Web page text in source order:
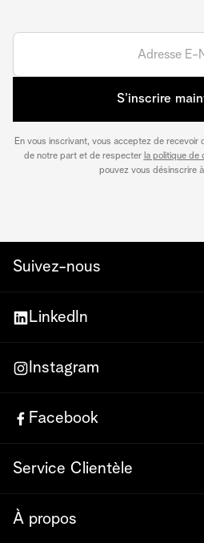
S’inscrire
En vous inscrivant, vous acceptez de recevoir
de notre part et de respecter la politique de
pouvez vous désinscrire
Suivez-nous
LinkedIn
Instagram
Facebook
Service Clientèle
À propos